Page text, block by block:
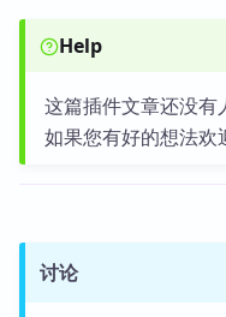
Help
这篇插件文章还没有
如果您有好的想法欢
讨论